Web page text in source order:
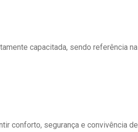
capacitada, sendo referência na
conforto, segurança e convivência